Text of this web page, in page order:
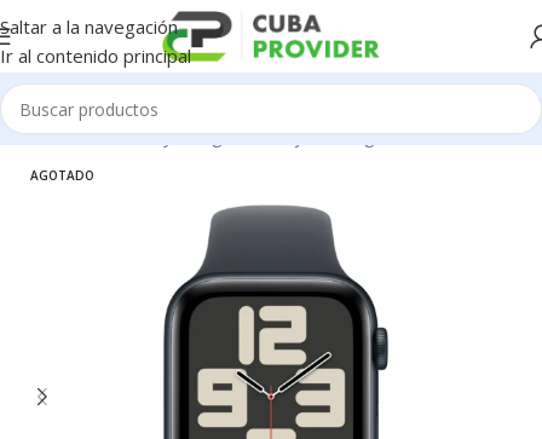
Saltar a la navegación
Ir al contenido principal
Inicio/Accesorios y Gadgets/Relojes inteligentes
AGOTADO